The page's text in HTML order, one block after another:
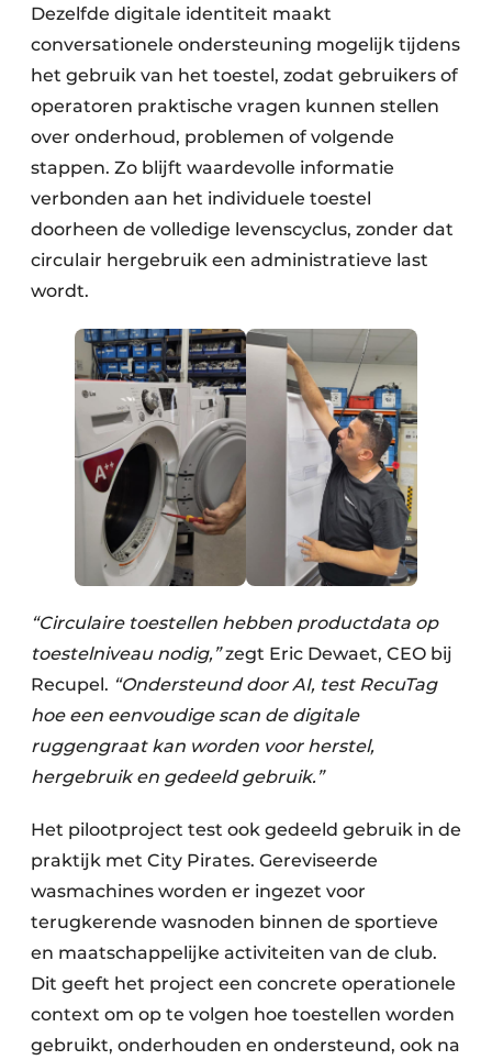
Dezelfde digitale identiteit maakt
conversationele ondersteuning mogelijk tijdens
het gebruik van het toestel, zodat gebruikers of
operatoren praktische vragen kunnen stellen
over onderhoud, problemen of volgende
stappen. Zo blijft waardevolle informatie
verbonden aan het individuele toestel
doorheen de volledige levenscyclus, zonder dat
circulair hergebruik een administratieve last
wordt.
“Circulaire toestellen hebben productdata op
toestelniveau nodig,”zegt Eric Dewaet, CEO bij
Recupel. “Ondersteund door AI, test RecuTag
hoe een eenvoudige scan de digitale
ruggengraat kan worden voor herstel,
hergebruik en gedeeld gebruik.”
Het pilootproject test ook gedeeld gebruik in de
praktijk met City Pirates. Gereviseerde
wasmachines worden er ingezet voor
terugkerende wasnoden binnen de sportieve
en maatschappelijke activiteiten van de club.
Dit geeft het project een concrete operationele
context om op te volgen hoe toestellen worden
gebruikt, onderhouden en ondersteund, ook na